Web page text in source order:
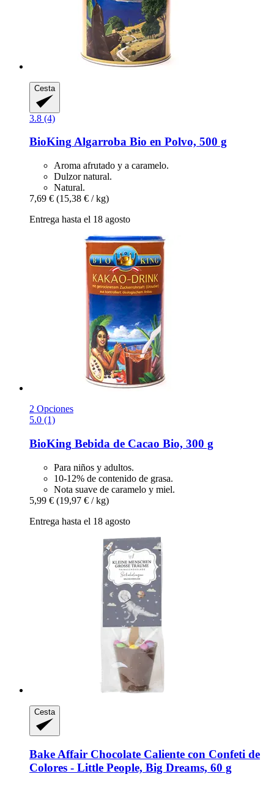
Cesta
3.8 (4)
BioKingAlgarroba Bio en Polvo, 500 g
Aroma afrutado y a caramelo.
Dulzor natural.
Natural.
7,69 € (15,38 € / kg)
Entrega hasta el 18 agosto
2 Opciones
5.0 (1)
BioKing Bebida de Cacao Bio, 300 g
Para niños y adultos.
10-12% de contenido de grasa.
Nota suave de caramelo y miel.
5,99 € (19,97 € / kg)
Entrega hasta el 18 agosto
Cesta
Bake Affair Chocolate Caliente con Confeti de
Colores -​ Little People, Big Dreams, 60 g